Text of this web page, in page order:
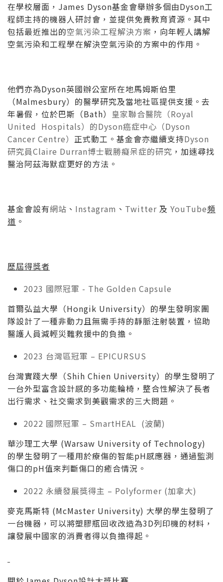
在學校層面，James Dyson基金會舉辦多個由Dyson工
程師主持的機器人研討會，並提供免費教育資源。其中
包括最近推出的空氣污染工程解決方案 ，向年輕人講解
空氣污染和工程學在解決空氣污染的方案中的作用。
他們亦為Dyson英國辦公室所在地馬姆斯伯里
（Malmesbury）的醫學研究及當地社區提供支援。去
年暑假，位於巴斯（Bath） 皇家聯合醫院（Royal
United Hospitals）的Dyson癌症中心（Dyson
Cancer Centre） 正式動工。基金會亦繼續支持Dyson
研究員Claire Durran博士戰勝癡呆症的研究 ，加速尋找
醫治阿茲海默症更好的方法。
基金會設有網站 、 Instagram 、 Twitter 及 YouTube頻
道 。
歷屆得獎者
2023 國際冠軍 - The Golden Capsule
首爾弘益大學（Hongik University）的學生發明家團
隊設計了一種非動力且無需手持的靜脈注射裝置，協助
醫護人員減輕災難救援中的負擔。
2023 台灣區冠軍 – EPICURSUS
台灣實踐大學（Shih Chien University）的學生發明了
一台外型富含設計感的多功能輪椅，整合性解決了長者
出行需求、社交需求到美觀需求的三大問題。
2022 國際冠軍 – SmartHEAL (波蘭)
華沙理工大學 (Warsaw University of Technology)
的學生發明了一種用於療傷的智能pH感應器，通過監測
傷口的pH值來判斷傷口的癒合情況。
2022 永續發展獎得主 – Polyformer (加拿大)
麥克馬斯特 (McMaster University) 大學的學生發明了
一台機器，可以將塑膠瓶回收改造為3D列印機的材料，
讓發展中國家的消費者得以負擔得起。